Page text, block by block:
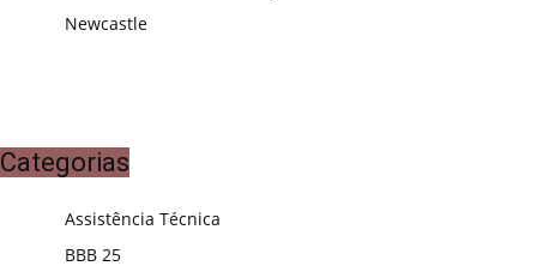
Newcastle
Categorias
Assistência Técnica
BBB 25